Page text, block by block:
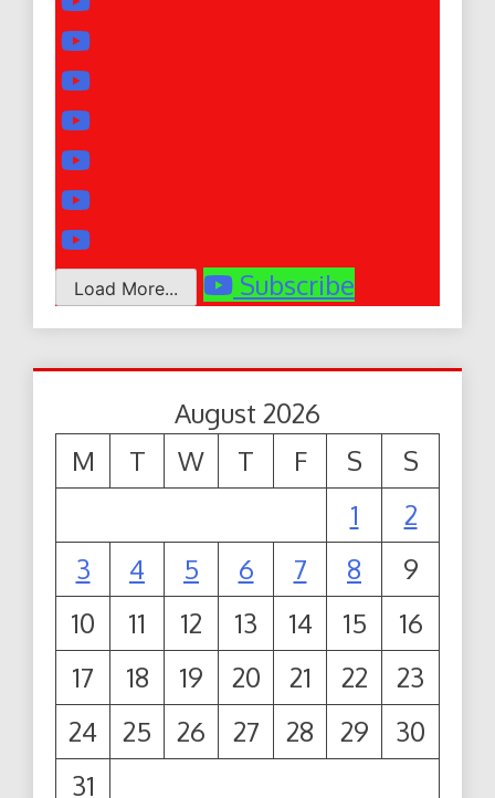
Load More... Subscribe
August 2026
M
T W T F S
S
1
2
3
4 5 6 7 8
9
10
11 12 13 14 15
16
17
18 19 20 21 22
23
24
25 26 27 28 29
30
31